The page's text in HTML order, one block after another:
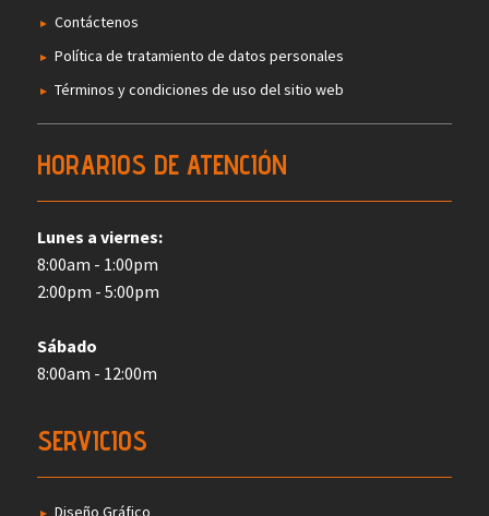
Contáctenos
Política de tratamiento de datos personales
Términos y condiciones de uso del sitio web
HORARIOS DE ATENCIÓN
Lunes a viernes:
8:00am - 1:00pm
2:00pm - 5:00pm
Sábado
8:00am - 12:00m
SERVICIOS
Diseño Gráfico